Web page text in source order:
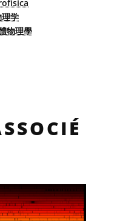
学
物理學